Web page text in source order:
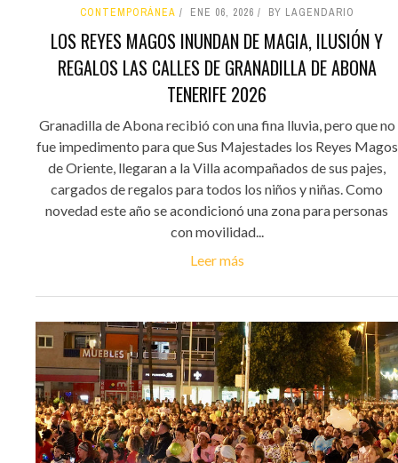
CONTEMPORÁNEA ENE 06, 2026 BY LAGENDARIO
LOS REYES MAGOS INUNDAN DE MAGIA, ILUSIÓN Y
REGALOS LAS CALLES DE GRANADILLA DE ABONA
TENERIFE 2026
Granadilla de Abona recibió con una fina lluvia, pero que no
fue impedimento para que Sus Majestades los Reyes Magos
de Oriente, llegaran a la Villa acompañados de sus pajes,
cargados de regalos para todos los niños y niñas. Como
novedad este año se acondicionó una zona para personas
con movilidad...
Leer más